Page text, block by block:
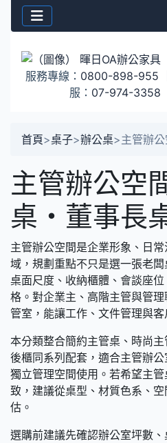
服務專線： 0800-898-955
服： 07-974-3358
首頁>桌子>辦公桌>主管辦
主管辦公空
桌・董事長
主管辦公空間是企業形象、日
域，規劃重點不只是選一張老
桌面尺度、收納櫃體、會談座
格。對企業主、高階主管與管
管室，能讓工作、文件管理與客
本分類整合簡約主管桌、時尚
後櫃同系列配套，適合主管辦
獨立管理空間使用。若希望主
致，建議從桌型、材質色系、
估。
選購前建議先確認辦公室坪數